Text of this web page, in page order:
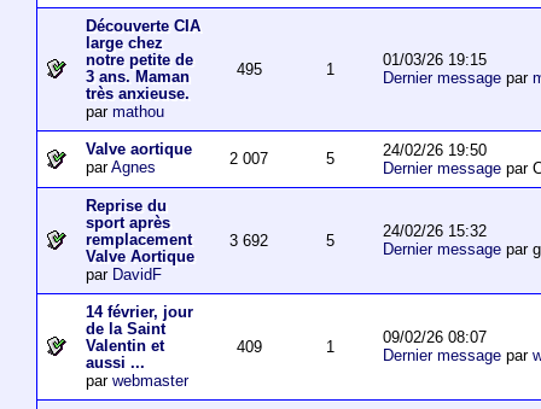
Découverte CIA
large chez
notre petite de
3 ans. Maman
très anxieuse.
par mathou
495 1
01/03/26 19:15
Dernier messagepar
Valve aortique
parAgnes 2 007 5
24/02/26 19:50
Dernier messagepar
Reprise du
sport après
remplacement
Valve Aortique
par DavidF
3 692 5
24/02/26 15:32
Dernier messagepar
14 février, jour
de la Saint
Valentin et
aussi ...
par webmaster
409 1
09/02/26 08:07
Dernier messagepar